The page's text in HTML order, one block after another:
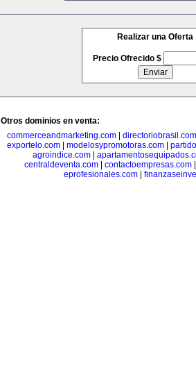
Realizar una Oferta
Precio Ofrecido $
Otros dominios en venta:
commerceandmarketing.com| directoriobrasil.com
exportelo.com
modelosypromotoras.com
agroindice.com
centraldeventa.com
contactoempresas.com
eprofesionales.com